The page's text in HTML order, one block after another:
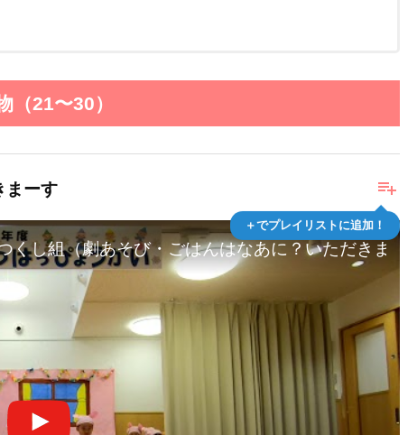
（21〜30）
playlist_add
＋でプレイリストに追加！
まーす
し組（劇あそび・ごはんはなあに？いただきます）